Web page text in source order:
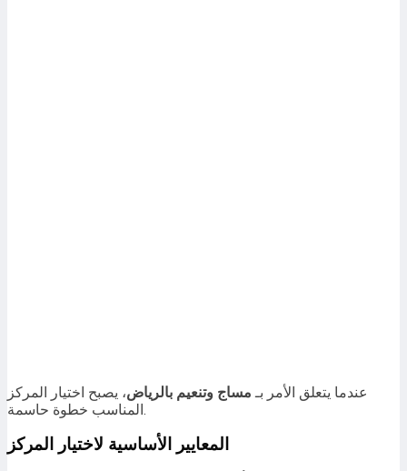
عندما يتعلق الأمر بـ مساج وتنعيم بالرياض، يصبح اختيار المركز
المناسب خطوة حاسمة.
المعايير الأساسية لاختيار المركز